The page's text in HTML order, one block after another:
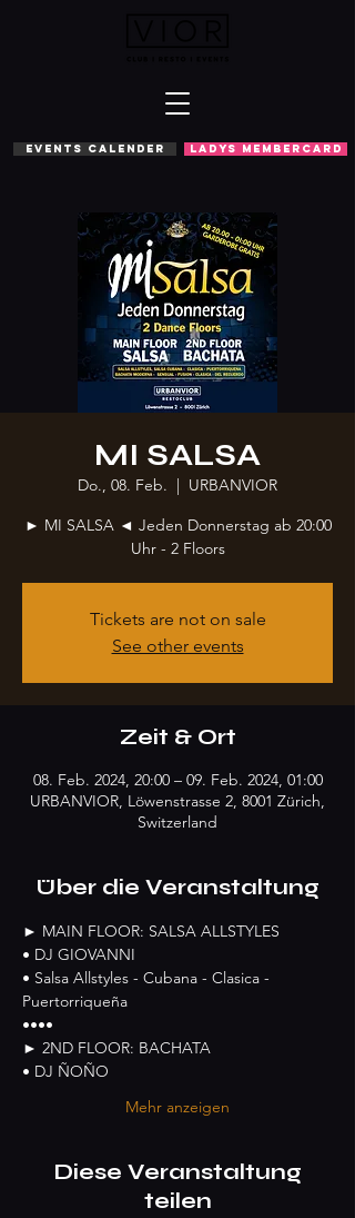
EVENTS CALENDER LADYS MEMBERCARD
MI SALSA
Do., 08. Feb.
  |
URBANVIOR
► MI SALSA ◄ Jeden Donnerstag ab 20:00
Uhr - 2 Floors
Tickets are not on sale
See other events
Zeit & Ort
08. Feb. 2024, 20:00 – 09. Feb. 2024, 01:00
URBANVIOR, Löwenstrasse 2, 8001 Zürich,
Switzerland
Über die Veranstaltung
► MAIN FLOOR: SALSA ALLSTYLES
• DJ GIOVANNI
• Salsa Allstyles - Cubana - Clasica -
Puertorriqueña
••••
► 2ND FLOOR: BACHATA
• DJ ÑOÑO
Mehr anzeigen
Diese Veranstaltung
teilen